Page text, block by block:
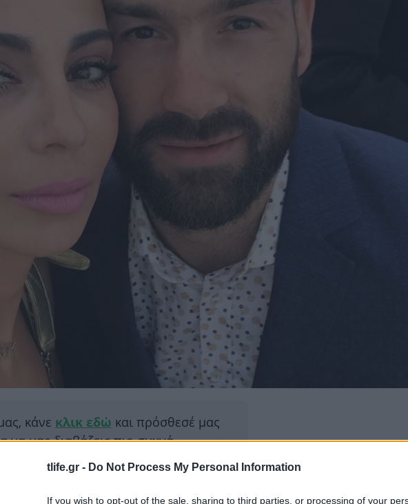
tlife.gr - Do Not Process My Personal Information
If you wish to opt-out of the sale, sharing to third parties, or processing of your
κάνε κλικ εδώ και πρόσθεσέ μας
να μας διαβάζεις πιο συχνά
χρόνος! Χρόνια πολλά ελεφαντάκι μου”, έγραψε